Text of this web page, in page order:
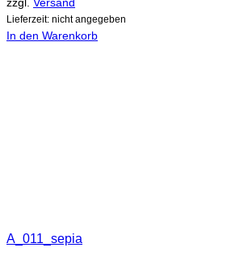
zzgl. Versand
Lieferzeit: nicht angegeben
In den Warenkorb
A_011_sepia